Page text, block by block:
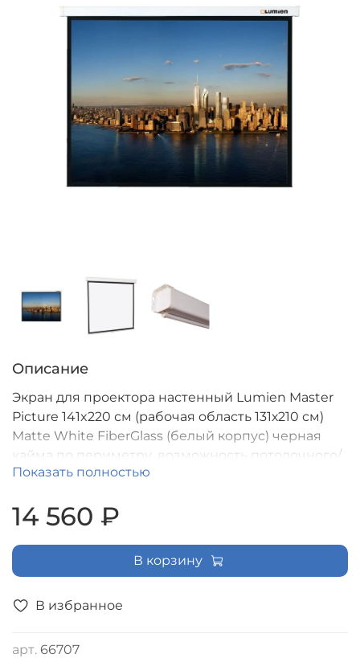
В избранное
арт. 66707
Описание
Экран для проектора настенный Lumien Master
Picture 141x220 см (рабочая область 131х210 см)
Matte White FiberGlass (белый корпус) черная
кайма по периметру, возможность потолочного/
настенного крепления (16:10) [LMP-100133]
Показать полностью
14 560 ₽
В корзину